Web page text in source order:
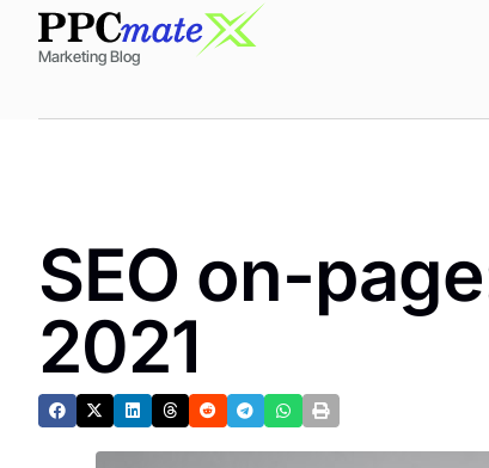
Marketing Blog
SEO on-
2021